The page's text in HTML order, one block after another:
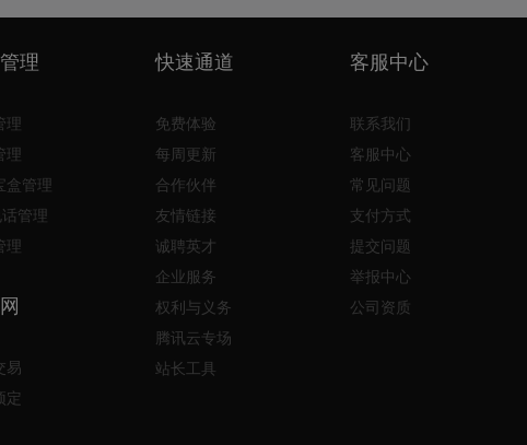
理
理
理
盒管理
管理
理
易
定
快速通道
免费体验
每周更新
合作伙伴
友情链接
诚聘英才
企业服务
权利与义务
腾讯云专场
站长工具
客服中心
联系我们
客服中心
常见问题
支付方式
提交问题
举报中心
公司资质